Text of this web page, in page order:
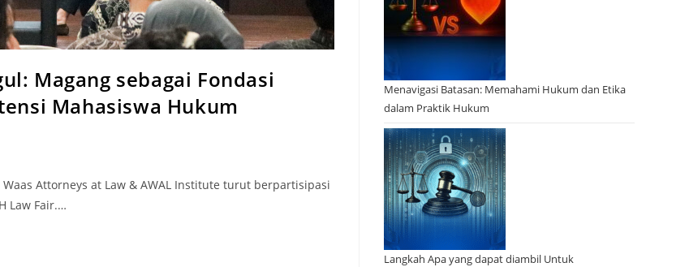
Magang sebagai Fondasi
Mahasiswa Hukum
Waas Attorneys at Law & AWAL Institute turut berpartisipasi
Law Fair.…
Menavigasi Batasan: Memahami Hukum dan Etika
dalam Praktik Hukum
Langkah Apa yang dapat diambil Untuk